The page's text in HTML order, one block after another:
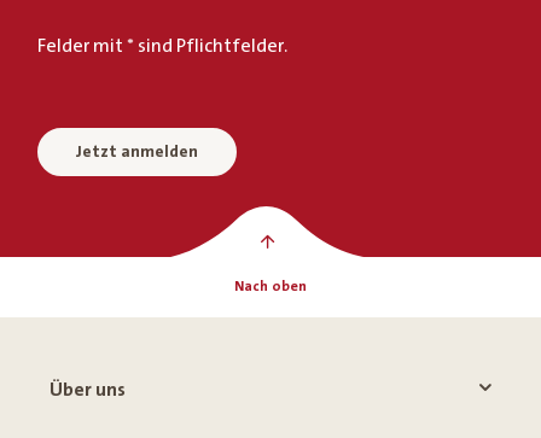
Felder mit * sind Pflichtfelder.
Jetzt anmelden
Nach oben
Über uns